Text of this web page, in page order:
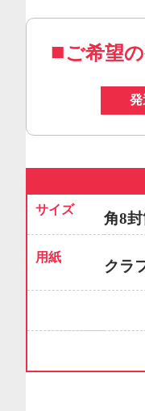
ご希望
発
サイズ
角8
用紙
クラ